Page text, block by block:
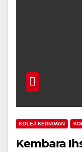
KOLEJ KEDIAMAN
Kembara